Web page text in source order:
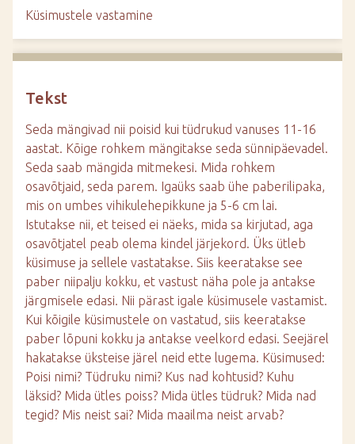
Küsimustele vastamine
Tekst
Seda mängivad nii poisid kui tüdrukud vanuses 11-16
aastat. Kõige rohkem mängitakse seda sünnipäevadel.
Seda saab mängida mitmekesi. Mida rohkem
osavõtjaid, seda parem. Igaüks saab ühe paberilipaka,
mis on umbes vihikulehepikkune ja 5-6 cm lai.
Istutakse nii, et teised ei näeks, mida sa kirjutad, aga
osavõtjatel peab olema kindel järjekord. Üks ütleb
küsimuse ja sellele vastatakse. Siis keeratakse see
paber niipalju kokku, et vastust näha pole ja antakse
järgmisele edasi. Nii pärast igale küsimusele vastamist.
Kui kõigile küsimustele on vastatud, siis keeratakse
paber lõpuni kokku ja antakse veelkord edasi. Seejärel
hakatakse üksteise järel neid ette lugema. Küsimused:
Poisi nimi? Tüdruku nimi? Kus nad kohtusid? Kuhu
läksid? Mida ütles poiss? Mida ütles tüdruk? Mida nad
tegid? Mis neist sai? Mida maailma neist arvab?